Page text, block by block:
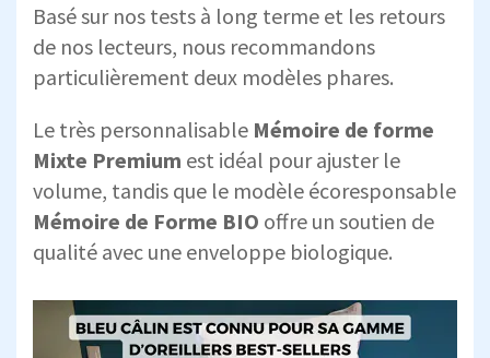
Basé sur nos tests à long terme et les retours
de nos lecteurs, nous recommandons
particulièrement deux modèles phares.
Le très personnalisable Mémoire de forme
Mixte Premium est idéal pour ajuster le
volume, tandis que le modèle écoresponsable
Mémoire de Forme BIO offre un soutien de
qualité avec une enveloppe biologique.